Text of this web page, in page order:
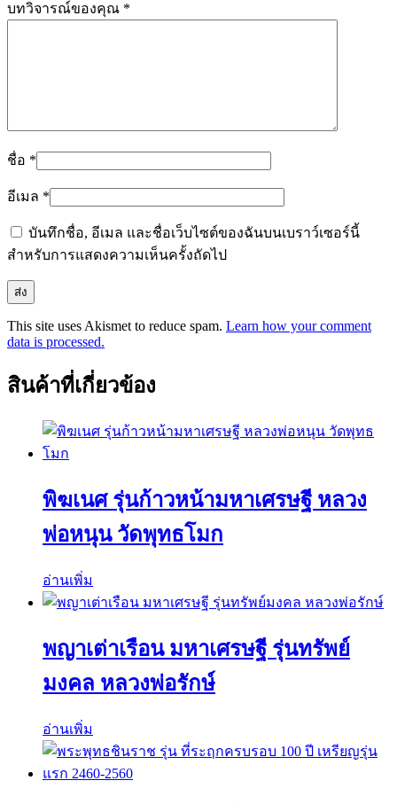
บทวิจารณ์ของคุณ *
ชื่อ *
อีเมล *
บันทึกชื่อ, อีเมล และชื่อเว็บไซต์ของฉันบนเบราว์เซอร์นี้
สำหรับการแสดงความเห็นครั้งถัดไป
This site uses Akismet to reduce spam. Learn how your comment
data is processed.
สินค้าที่เกี่ยวข้อง
พิฆเนศ รุ่นก้าวหน้ามหาเศรษฐี หลวง
พ่อหนุน วัดพุทธโมก
อ่านเพิ่ม
พญาเต่าเรือน มหาเศรษฐี รุ่นทรัพย์
มงคล หลวงพ่อรักษ์
อ่านเพิ่ม